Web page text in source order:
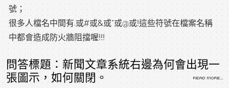
號；
很多人檔名中間有.或#或&或*或@或!這些符號在檔案名稱
中都會造成防火牆阻擋喔!!!
問答標題：新聞文章系統右邊為何會出現一
張圖示，如何關閉。